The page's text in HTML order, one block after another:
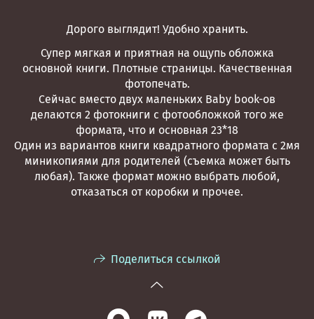
Дорого выглядит! Удобно хранить.
Супер мягкая и приятная на ощупь обложка
основной книги. Плотные страницы. Качественная
фотопечать.
Сейчас вместо двух маленьких Baby book-ов
делаются 2 фотокниги с фотообложкой того же
формата, что и основная 23*18
Один из вариантов книги квадратного формата с 2мя
миникопиями для родителей (съемка может быть
любая). Также формат можно выбрать любой,
отказаться от коробки и прочее.
Поделиться ссылкой